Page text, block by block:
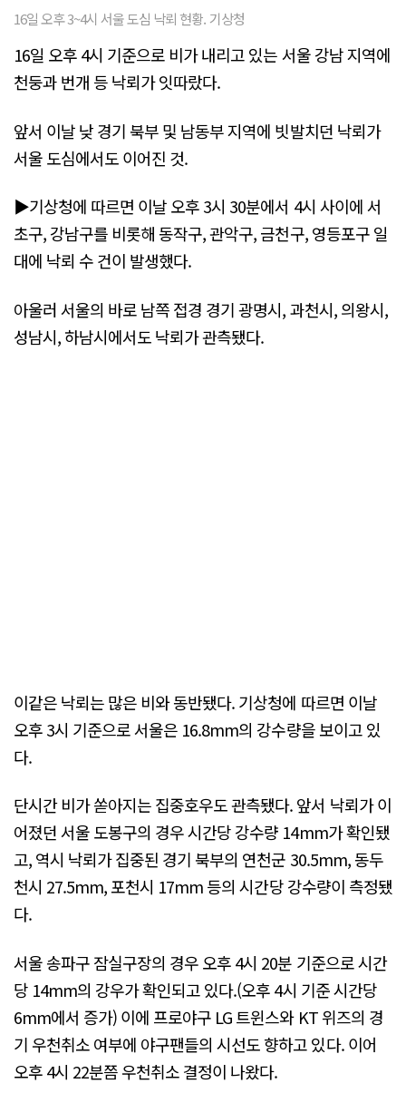
16일 오후 3~4시 서울 도심 낙뢰 현황. 기상청
16일 오후 4시 기준으로 비가 내리고 있는 서울 강남 지역에
천둥과 번개 등 낙뢰가 잇따랐다.
앞서 이날 낮 경기 북부 및 남동부 지역에 빗발치던 낙뢰가
서울 도심에서도 이어진 것.
▶기상청에 따르면 이날 오후 3시 30분에서 4시 사이에 서
초구, 강남구를 비롯해 동작구, 관악구, 금천구, 영등포구 일
대에 낙뢰 수 건이 발생했다.
아울러 서울의 바로 남쪽 접경 경기 광명시, 과천시, 의왕시,
성남시, 하남시에서도 낙뢰가 관측됐다.
이같은 낙뢰는 많은 비와 동반됐다. 기상청에 따르면 이날
오후 3시 기준으로 서울은 16.8mm의 강수량을 보이고 있
다.
단시간 비가 쏟아지는 집중호우도 관측됐다. 앞서 낙뢰가 이
어졌던 서울 도봉구의 경우 시간당 강수량 14mm가 확인됐
고, 역시 낙뢰가 집중된 경기 북부의 연천군 30.5mm, 동두
천시 27.5mm, 포천시 17mm 등의 시간당 강수량이 측정됐
다.
서울 송파구 잠실구장의 경우 오후 4시 20분 기준으로 시간
당 14mm의 강우가 확인되고 있다.(오후 4시 기준 시간당
6mm에서 증가) 이에 프로야구 LG 트윈스와 KT 위즈의 경
기 우천취소 여부에 야구팬들의 시선도 향하고 있다. 이어
오후 4시 22분쯤 우천취소 결정이 나왔다.